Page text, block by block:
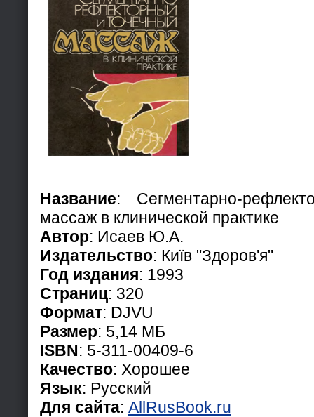
Название: Сегментарно-
массаж в клинической практике
Автор: Исаев Ю.А.
Издательство: Київ "Здоров'я"
Год издания: 1993
Страниц: 320
Формат: DJVU
Размер: 5,14 МБ
ISBN: 5-311-00409-6
Качество: Хорошее
Язык: Русский
Для сайта: AllRusBook.ru